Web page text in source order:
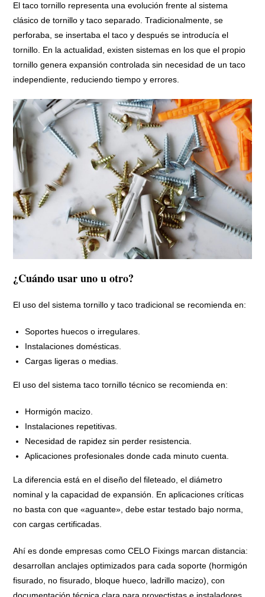
El taco tornillo representa una evolución frente al sistema
clásico de tornillo y taco separado. Tradicionalmente, se
perforaba, se insertaba el taco y después se introducía el
tornillo. En la actualidad, existen sistemas en los que el propio
tornillo genera expansión controlada sin necesidad de un taco
independiente, reduciendo tiempo y errores.
¿Cuándo usar uno u otro?
El uso del sistema tornillo y taco tradicional se recomienda en:
Soportes huecos o irregulares.
Instalaciones domésticas.
Cargas ligeras o medias.
El uso del sistema taco tornillo técnico se recomienda en:
Hormigón macizo.
Instalaciones repetitivas.
Necesidad de rapidez sin perder resistencia.
Aplicaciones profesionales donde cada minuto cuenta.
La diferencia está en el diseño del fileteado, el diámetro
nominal y la capacidad de expansión. En aplicaciones críticas
no basta con que «aguante», debe estar testado bajo norma,
con cargas certificadas.
Ahí es donde empresas como CELO Fixings marcan distancia:
desarrollan anclajes optimizados para cada soporte (hormigón
fisurado, no fisurado, bloque hueco, ladrillo macizo), con
documentación técnica clara para proyectistas e instaladores.